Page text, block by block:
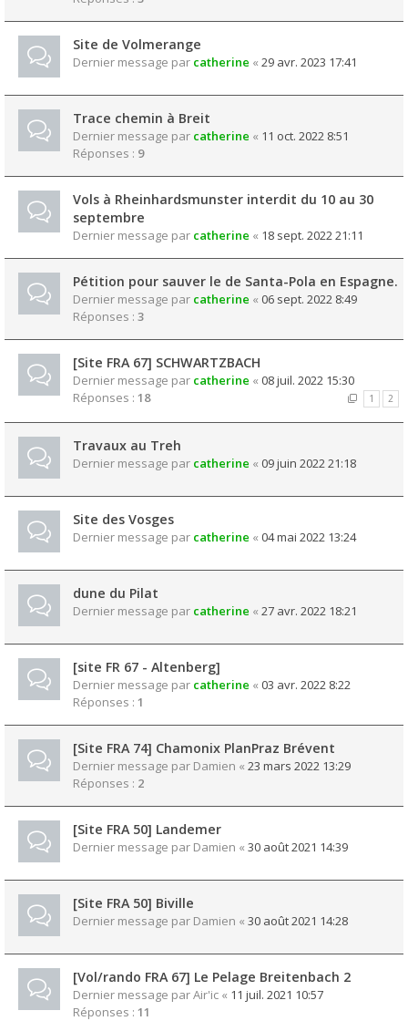
Site de Volmerange
Dernier message par catherine « 29 avr. 2023 17:41
Trace chemin à Breit
Dernier message par catherine « 11 oct. 2022 8:51
Réponses : 9
Vols à Rheinhardsmunster interdit du 10 au 30
septembre
Dernier message par catherine « 18 sept. 2022 21:11
Pétition pour sauver le de Santa-Pola en Espagne.
Dernier message par catherine « 06 sept. 2022 8:49
Réponses : 3
[Site FRA 67] SCHWARTZBACH
Dernier message par catherine « 08 juil. 2022 15:30
Réponses : 18 1 2
Travaux au Treh
Dernier message par catherine « 09 juin 2022 21:18
Site des Vosges
Dernier message par catherine « 04 mai 2022 13:24
dune du Pilat
Dernier message par catherine « 27 avr. 2022 18:21
[site FR 67 - Altenberg]
Dernier message par catherine « 03 avr. 2022 8:22
Réponses : 1
[Site FRA 74] Chamonix PlanPraz Brévent
Dernier message par Damien « 23 mars 2022 13:29
Réponses : 2
[Site FRA 50] Landemer
Dernier message par Damien « 30 août 2021 14:39
[Site FRA 50] Biville
Dernier message par Damien « 30 août 2021 14:28
[Vol/rando FRA 67] Le Pelage Breitenbach 2
Dernier message parAir'ic « 11 juil. 2021 10:57
Réponses : 11